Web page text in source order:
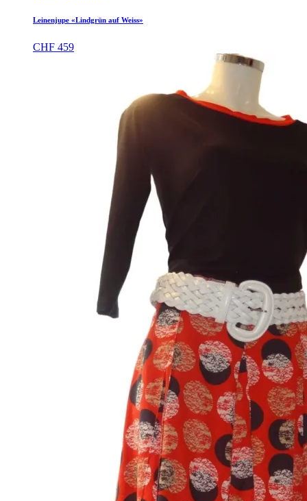
Leinenjupe «Lindgrün auf Weiss»
CHF 459